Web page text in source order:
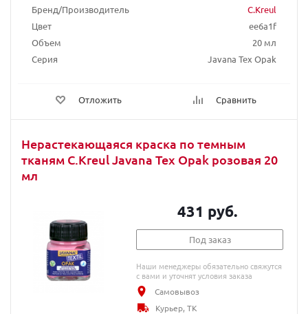
Бренд/Производитель
C.Kreul
Цвет
ee6a1f
Объем
20 мл
Серия
Javana Tex Opak
Отложить Сравнить
Нерастекающаяся краска по темным
тканям C.Kreul Javana Tex Opak розовая 20
мл
431 руб.
Под заказ
Наши менеджеры обязательно свяжутся
с вами и уточнят условия заказа
Самовывоз
Курьер, ТК